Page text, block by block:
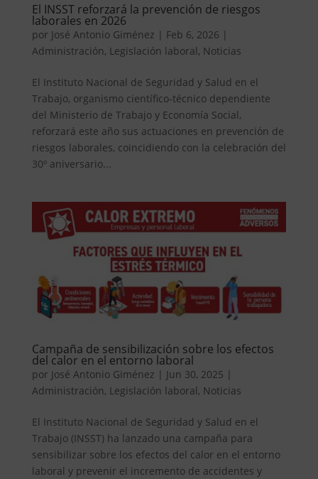
El INSST reforzará la prevención de riesgos
laborales en 2026
por José Antonio Giménez | Feb 6, 2026 |
Administración, Legislación laboral, Noticias
El Instituto Nacional de Seguridad y Salud en el
Trabajo, organismo científico-técnico dependiente
del Ministerio de Trabajo y Economía Social,
reforzará este año sus actuaciones en prevención de
riesgos laborales, coincidiendo con la celebración del
30º aniversario...
Campaña de sensibilización sobre los efectos
del calor en el entorno laboral
por José Antonio Giménez | Jun 30, 2025 |
Administración, Legislación laboral, Noticias
El Instituto Nacional de Seguridad y Salud en el
Trabajo (INSST) ha lanzado una campaña para
sensibilizar sobre los efectos del calor en el entorno
laboral y prevenir el incremento de accidentes y